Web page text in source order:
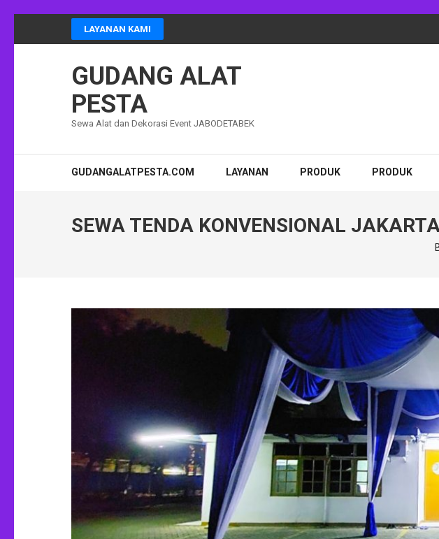
LAYANAN KAMI
GUDANG ALAT
PESTA
Sewa Alat dan Dekorasi Event JABODETABEK
GUDANGALATPESTA.COM LAYANAN PRODUK PRODUK
SEWA TENDA KONVENSIONAL JAKARTA